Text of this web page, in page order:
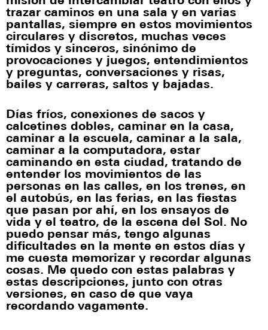
trazar caminos en una sala y en varias
pantallas, siempre en estos movimientos
circulares y discretos, muchas veces
tímidos y sinceros, sinónimo de
provocaciones y juegos, entendimientos
y preguntas, conversaciones y risas,
bailes y carreras, saltos y bajadas.
Días fríos, conexiones de sacos y
calcetines dobles, caminar en la casa,
caminar a la escuela, caminar a la sala,
caminar a la computadora, estar
caminando en esta ciudad, tratando de
entender los movimientos de las
personas en las calles, en los trenes, en
el autobús, en las ferias, en las fiestas
que pasan por ahí, en los ensayos de
vida y el teatro, de la escena del Sol. No
puedo pensar más, tengo algunas
dificultades en la mente en estos días y
me cuesta memorizar y recordar algunas
cosas. Me quedo con estas palabras y
estas descripciones, junto con otras
versiones, en caso de que vaya
recordando vagamente.